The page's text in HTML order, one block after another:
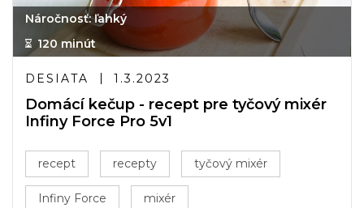
Náročnosť: ľahký
120 minút
DESIATA 1.3.2023
Domácí kečup - recept pre tyčový mixér
Infiny Force Pro 5v1
recept recepty tyčový mixér
Infiny Force mixér